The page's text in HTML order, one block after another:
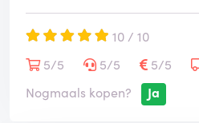
10 / 10
5/5
5/5 5/5
Nogmaals kopen?
Ja